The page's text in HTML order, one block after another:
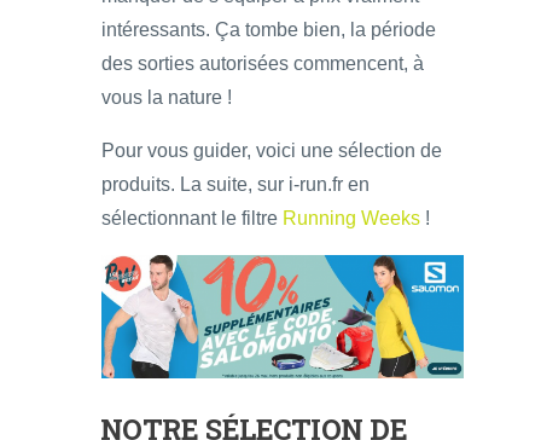
intéressants. Ça tombe bien, la période
des sorties autorisées commencent, à
vous la nature !
Pour vous guider, voici une sélection de
produits. La suite, sur i-run.fr en
sélectionnant le filtre Running Weeks !
NOTRE SÉLECTION DE